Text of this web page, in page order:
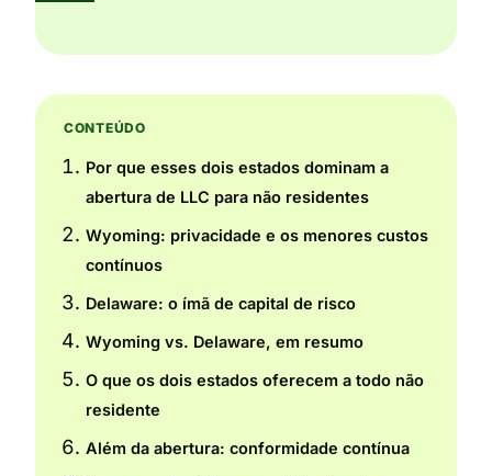
CONTEÚDO
Por que esses dois estados dominam a
abertura de LLC para não residentes
Wyoming: privacidade e os menores custos
contínuos
Delaware: o ímã de capital de risco
Wyoming vs. Delaware, em resumo
O que os dois estados oferecem a todo não
residente
Além da abertura: conformidade contínua